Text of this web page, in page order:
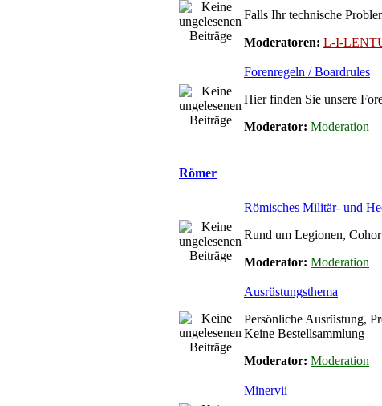
Falls Ihr technische
Moderatoren: L-I-
Forenregeln / Boardrules
Hier finden Sie unsere
Moderator: Moderation
Römer
Römisches Militär- und
Rund um Legionen,
Moderator: Moderation
Ausrüstungsthema
Persönliche Ausrüstung,
Keine Bestellsammlung
Moderator: Moderation
Minervii